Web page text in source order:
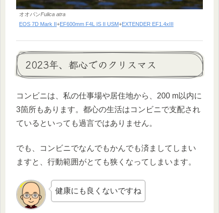
オオバンFulica atra
EOS 7D Mark II +EF600mm F4L IS II USM+EXTENDER EF1.4xIII
2023年、都心でのクリスマス
コンビニは、私の仕事場や居住地から、200 m以内に
3箇所もあります。都心の生活はコンビニで支配され
ているといっても過言ではありません。
でも、コンビニでなんでもかんでも済ましてしまい
ますと、行動範囲がとても狭くなってしまいます。
健康にも良くないですね